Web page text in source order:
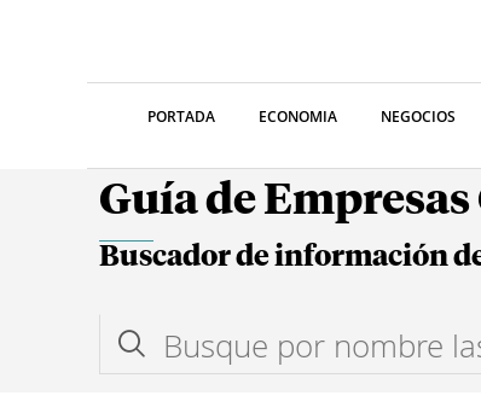
PORTADA ECONOMIA NEGOCIOS
Guía de
Buscador de información